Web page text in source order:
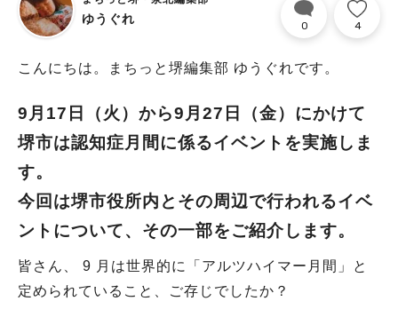
ゆうぐれ 0 4
こんにちは。まちっと堺編集部 ゆうぐれです。
9月17日（火）から9月27日（金）にかけて
堺市は認知症月間に係るイベントを実施しま
す。
今回は堺市役所内とその周辺で行われるイベ
ントについて、その一部をご紹介します。
皆さん、 9 月は世界的に「アルツハイマー月間」と
定められていること、ご存じでしたか？